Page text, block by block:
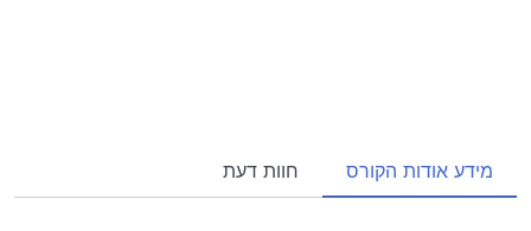
מידע אודות הקורס חוות דעת